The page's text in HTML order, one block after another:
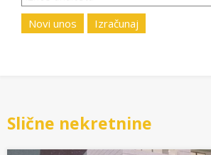
Novi unos Izračunaj
Slične nekretnine